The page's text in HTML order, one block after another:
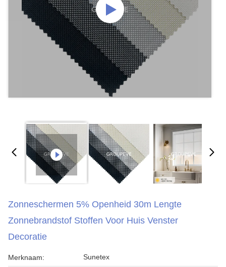
Zonneschermen 5% Openheid 30m Lengte
Zonnebrandstof Stoffen Voor Huis Venster
Decoratie
Merknaam: Sunetex